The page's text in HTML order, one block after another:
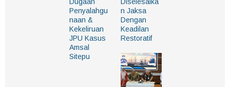
Penyalahgu
naan &
Kekeliruan
JPU Kasus
Amsal
Sitepu
n Jaksa
Dengan
Keadilan
Restoratif